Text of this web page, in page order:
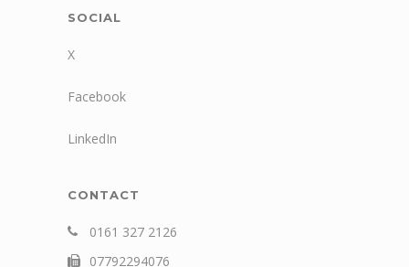
SOCIAL
X
Facebook
LinkedIn
CONTACT
0161 327 2126
07792294076